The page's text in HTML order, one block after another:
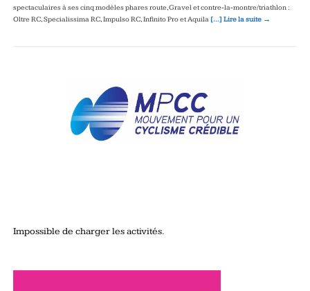
spectaculaires à ses cinq modèles phares route, Gravel et contre‑la‑montre/triathlon :
Oltre RC, Specialissima RC, Impulso RC, Infinito Pro et Aquila […] Lire la suite →
Impossible de charger les activités.